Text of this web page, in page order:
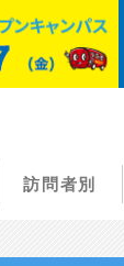
訪問者別